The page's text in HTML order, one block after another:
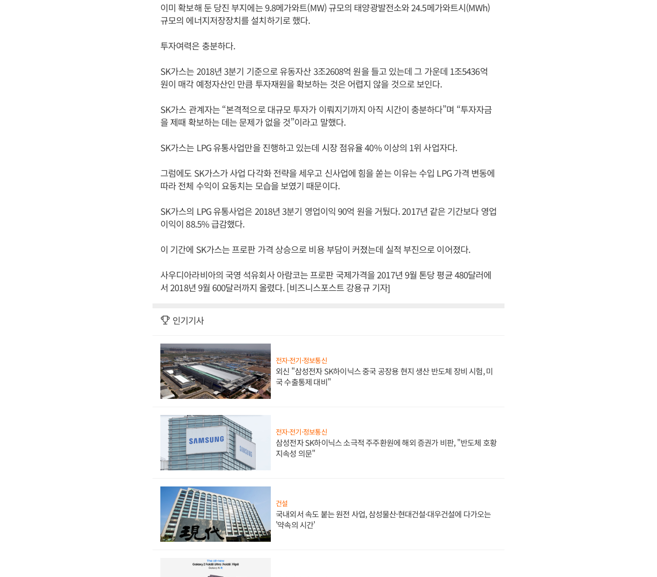
이미 확보해 둔 당진 부지에는 9.8메가와트(MW) 규모의 태양광발전소와 24.5메가와트시(MWh)
규모의 에너지저장장치를 설치하기로 했다.
투자여력은 충분하다.
SK가스는 2018년 3분기 기준으로 유동자산 3조2608억 원을 들고 있는데 그 가운데 1조5436억
원이 매각 예정자산인 만큼 투자재원을 확보하는 것은 어렵지 않을 것으로 보인다.
SK가스 관계자는 “본격적으로 대규모 투자가 이뤄지기까지 아직 시간이 충분하다”며 “투자자금
을 제때 확보하는 데는 문제가 없을 것”이라고 말했다.
SK가스는 LPG 유통사업만을 진행하고 있는데 시장 점유율 40% 이상의 1위 사업자다.
그럼에도 SK가스가 사업 다각화 전략을 세우고 신사업에 힘을 쏟는 이유는 수입 LPG 가격 변동에
따라 전체 수익이 요동치는 모습을 보였기 때문이다.
SK가스의 LPG 유통사업은 2018년 3분기 영업이익 90억 원을 거뒀다. 2017년 같은 기간보다 영업
이익이 88.5% 급감했다.
이 기간에 SK가스는 프로판 가격 상승으로 비용 부담이 커졌는데 실적 부진으로 이어졌다.
사우디아라비아의 국영 석유회사 아람코는 프로판 국제가격을 2017년 9월 톤당 평균 480달러에
서 2018년 9월 600달러까지 올렸다. [비즈니스포스트 강용규 기자]
인기기사
전자·전기·정보통신
외신 "삼성전자 SK하이닉스 중국 공장용 현지 생산 반도체 장비 시험, 미
국 수출통제 대비"
전자·전기·정보통신
삼성전자 SK하이닉스 소극적 주주환원에 해외 증권가 비판, "반도체 호황
지속성 의문"
건설
국내외서 속도 붙는 원전 사업, 삼성물산·현대건설·대우건설에 다가오는
'약속의 시간'